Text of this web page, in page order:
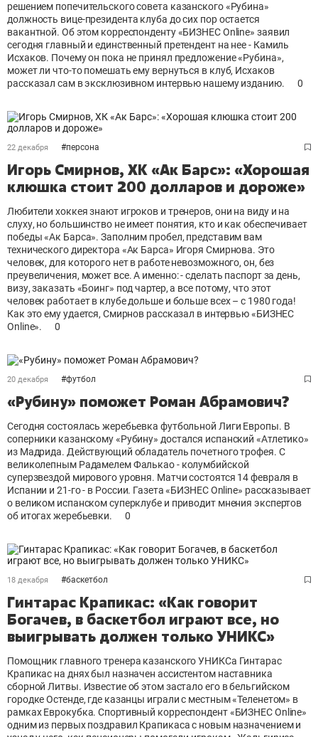
решением попечительского совета казанского «Рубина»
должность вице-президента клуба до сих пор остается
вакантной. Об этом корреспонденту «БИЗНЕС Оnline» заявил
сегодня главный и единственный претендент на нее - Камиль
Исхаков. Почему он пока не принял предложение «Рубина»,
может ли что-то помешать ему вернуться в клуб, Исхаков
рассказал сам в эксклюзивном интервью нашему изданию.
0
22 декабря #персона
Игорь Смирнов, ХК «Ак Барс»: «Хорошая
клюшка стоит 200 долларов и дороже»
Любители хоккея знают игроков и тренеров, они на виду и на
слуху, но большинство не имеет понятия, кто и как обеспечивает
победы «Ак Барса». Заполним пробел, представим вам
технического директора «Ак Барса» Игоря Смирнова. Это
человек, для которого нет в работе невозможного, он, без
преувеличения, может все. А именно: - сделать паспорт за день,
визу, заказать «Боинг» под чартер, а все потому, что этот
человек работает в клубе дольше и больше всех – с 1980 года!
Как это ему удается, Смирнов рассказал в интервью «БИЗНЕС
Online».
0
20 декабря #футбол
«Рубину» поможет Роман Абрамович?
Сегодня состоялась жеребьевка футбольной Лиги Европы. В
соперники казанскому «Рубину» достался испанский «Атлетико»
из Мадрида. Действующий обладатель почетного трофея. С
великолепным Радамелем Фалькао - колумбийской
суперзвездой мирового уровня. Матчи состоятся 14 февраля в
Испании и 21-го - в России. Газета «БИЗНЕС Оnline» рассказывает
о великом испанском суперклубе и приводит мнения экспертов
об итогах жеребьевки.
0
18 декабря #баскетбол
Гинтарас Крапикас: «Как говорит
Богачев, в баскетбол играют все, но
выигрывать должен только УНИКС»
Помощник главного тренера казанского УНИКСа Гинтарас
Крапикас на днях был назначен ассистентом наставника
сборной Литвы. Известие об этом застало его в бельгийском
городке Остенде, где казанцы играли с местным «Теленетом» в
рамках Еврокубка. Спортивный корреспондент «БИЗНЕС Online»
одним из первых поздравил Крапикаса с новым назначением и